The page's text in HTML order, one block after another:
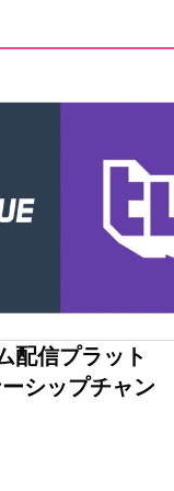
配信プラット
シップチャン